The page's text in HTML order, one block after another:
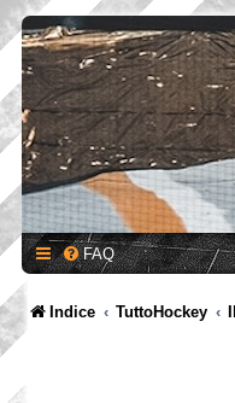
FAQ
Indice TuttoHockey